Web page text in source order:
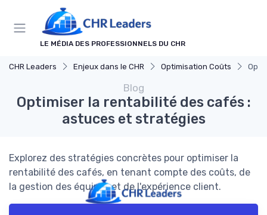
LE MÉDIA DES PROFESSIONNELS DU CHR
CHR Leaders Enjeux dans le CHR Optimisation Coûts
Blog
Optimiser la rentabilité des cafés :
astuces et stratégies
Explorez des stratégies concrètes pour optimiser la
rentabilité des cafés, en tenant compte des coûts, de
la gestion des équipes et de l'expérience client.
Panneau de gestion des cookies